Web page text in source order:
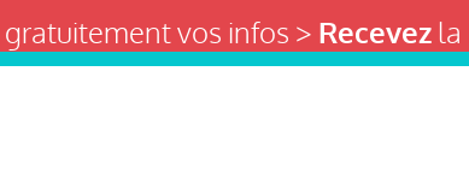
gratuitement vos infos > Recevezla